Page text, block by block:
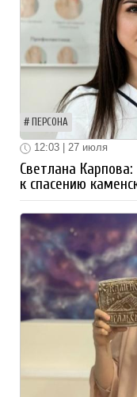
ПЕРСОНА
12:03 | 27 июля
Светлана
к спасению